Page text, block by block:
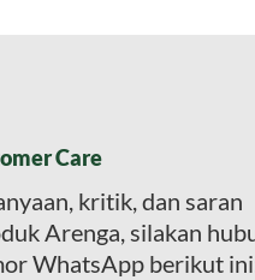
Care
kritik, dan saran
Arenga, silakan
WhatsApp berikut